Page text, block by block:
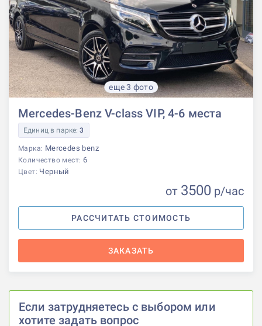
еще 3 фото
Mercedes-Benz V-class VIP, 4-6 места
Единиц в парке:3
Марка: Mercedes benz
Количество мест: 6
Цвет: Черный
от 3500 р/час
РАССЧИТАТЬ СТОИМОСТЬ
ЗАКАЗАТЬ
Если затрудняетесь с выбором или
хотите задать вопрос